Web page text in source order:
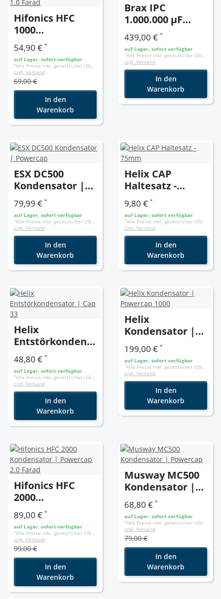
Hifonics HFC
1000
Kondensator |
Powercap 1.0
Farad
54,90 € *
auf Lager, sofort verfügbar
*Alle Preise inkl. gesetzlicher USt.,
zzgl. Versand
69,00 €
In den
Warenkorb
Brax IPC
1.000.000 µF
Powercap
439,00 € *
auf Lager, sofort verfügbar
*Alle Preise inkl. gesetzlicher USt.,
zzgl. Versand
In den
Warenkorb
ESX DC500
Kondensator |
Powercap
79,99 € *
auf Lager, sofort verfügbar
*Alle Preise inkl. gesetzlicher USt.,
zzgl. Versand
In den
Warenkorb
Helix CAP
Haltesatz -
75mm
9,80 € *
auf Lager, sofort verfügbar
*Alle Preise inkl. gesetzlicher USt.,
zzgl. Versand
In den
Warenkorb
Helix
Entstörkondens
ator | Cap 33
48,80 € *
auf Lager, sofort verfügbar
*Alle Preise inkl. gesetzlicher USt.,
zzgl. Versand
In den
Warenkorb
Helix
Kondensator |
Powercap 1000
199,00 € *
auf Lager, sofort verfügbar
*Alle Preise inkl. gesetzlicher USt.,
zzgl. Versand
In den
Warenkorb
Hifonics HFC
2000
Kondensator |
Powercap 2.0
Farad
89,00 € *
auf Lager, sofort verfügbar
*Alle Preise inkl. gesetzlicher USt.,
zzgl. Versand
99,00 €
In den
Warenkorb
Musway MC500
Kondensator |
Powercap
68,80 € *
auf Lager, sofort verfügbar
*Alle Preise inkl. gesetzlicher USt.,
zzgl. Versand
79,00 €
In den
Warenkorb